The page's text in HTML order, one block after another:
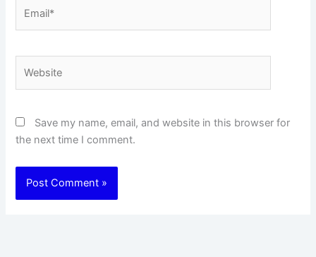
Save my name, email, and website in this browser for
the next time I comment.